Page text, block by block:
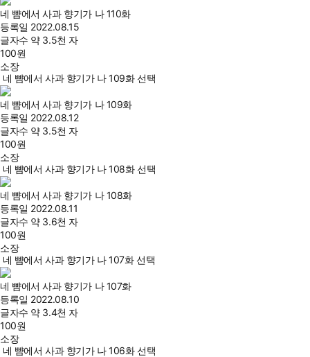
네 뺨에서 사과 향기가 나 110화
등록일 2022.08.15
글자수 약 3.5천 자
100원
소장
네 뺨에서 사과 향기가 나 109화 선택
네 뺨에서 사과 향기가 나 109화
등록일 2022.08.12
글자수 약 3.5천 자
100원
소장
네 뺨에서 사과 향기가 나 108화 선택
네 뺨에서 사과 향기가 나 108화
등록일 2022.08.11
글자수 약 3.6천 자
100원
소장
네 뺨에서 사과 향기가 나 107화 선택
네 뺨에서 사과 향기가 나 107화
등록일 2022.08.10
글자수 약 3.4천 자
100원
소장
네 뺨에서 사과 향기가 나 106화 선택